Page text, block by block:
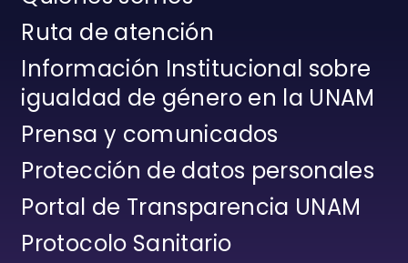
Ruta de atención
Información Institucional sobre
igualdad de género en la UNAM
Prensa y comunicados
Protección de datos personales
Portal de Transparencia UNAM
Protocolo Sanitario